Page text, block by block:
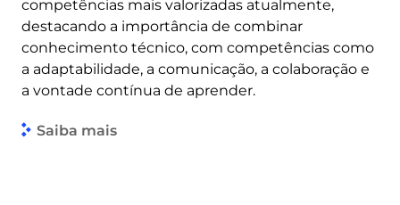
competências mais valorizadas atualmente,
destacando a importância de combinar
conhecimento técnico, com competências como
a adaptabilidade, a comunicação, a colaboração e
a vontade contínua de aprender.
Saiba mais